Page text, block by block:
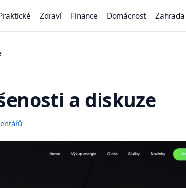
Zdraví Finance Domácnost Zahrada
a diskuze